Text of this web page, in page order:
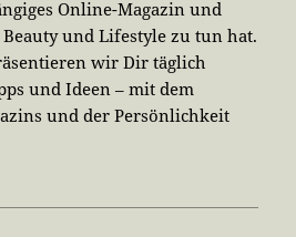
Online-Magazin und
und Lifestyle zu tun hat.
wir Dir täglich
und Ideen – mit dem
und der Persönlichkeit